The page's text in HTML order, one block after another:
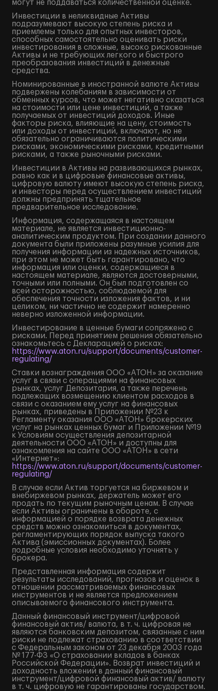
могут не поддаваться количественной оценке.
Инвестиции в неликвидные Активы
подразумевают высокую степень риска и
приемлемы только для опытных инвесторов,
способных самостоятельно оценивать риски
инвестирования в сложные, высоко рискованные
Активы и не требующих легкого и быстрого
преобразования инвестиций в денежные
средства.
Номинированные в иностранной валюте Активы
подвержены колебаниям в зависимости от
обменных курсов, что может негативно сказаться
на стоимости или цене инвестиций, а также
получаемых от инвестиций доходов. Иные
факторы риска, влияющие на цену, стоимость
или доходы от инвестиций, включают, но не
обязательно ограничиваются политическими
рисками, экономическими рисками, кредитными
рисками, а также рыночными рисками.
Инвестиции в Активы на развивающихся рынках,
равно как и в цифровые финансовые активы,
цифровую валюту имеют высокую степень риска,
и инвесторы перед осуществлением инвестиций
должны предпринять тщательное
предварительное исследование.
Информация, содержащаяся в настоящем
материале, не является инвестиционно-
аналитическим продуктом. При создании данного
документа были приложены разумные усилия для
получения информации из надежных источников,
при этом не может быть гарантировано, что
информация или оценки, содержащиеся в
настоящем материале, являются достоверными,
точными или полными. Он был подготовлен со
всей осторожностью, соблюдаемой для
обеспечения точности изложения фактов, и ни
целиком, ни частично не содержит намеренно
неверно изложенной информации.
Инвестирование в ценные бумаги сопряжено с
рисками. Перед принятием решения обязательно
ознакомьтесь с Декларацией о рисках:
https://www.aton.ru/support/documents/customer-
regulating/
Ставки вознаграждения ООО «АТОН» за оказание
услуг в связи с операциями на финансовых
рынках, услуг Депозитария, а также перечень
подлежащих возмещению клиентом расходов в
связи с оказанием ему услуг на финансовых
рынках, приведены в Приложении №23 к
Регламенту оказания ООО «АТОН» брокерских
услуг на рынках ценных бумаг и Приложении №19
к Условиям осуществления депозитарной
деятельности ООО «АТОН» и доступны для
ознакомления на сайте ООО «АТОН» в сети
«Интернет»:
https://www.aton.ru/support/documents/customer-
regulating/
В случае если Актив торгуется на биржевом и
внебиржевом рынках, держатель может его
продать по текущим рыночным ценам. В случае
если Активы ограничены в обороте, с
информацией о порядке возврата денежных
средств можно ознакомиться в документах,
регламентирующих порядок выпуска такого
Актива (эмиссионных документах). Более
подробные условия необходимо уточнять у
брокера.
Представленная информация содержит
результаты исследований, прогнозов и оценок в
отношении рассматриваемых финансовых
инструментов и не является предложением
описываемого финансового инструмента.
Данный финансовый инструмент/цифровой
финансовый актив/ валюта, в т. ч. цифровая не
являются банковским депозитом, связанные с ним
риски не подлежат страхованию в соответствии
с Федеральным законом от 23 декабря 2003 года
№ 177-ФЗ «О страховании вкладов в банках
Российской Федерации». Возврат инвестиций и
доходность вложений в данный финансовый
инструмент/цифровой финансовый актив/ валюту
в т. ч. цифровую не гарантированы государством.